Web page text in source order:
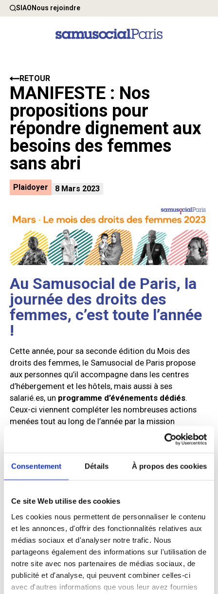
Consentement Détails À propos des cookies
Ce site Web utilise des cookies
Les cookies nous permettent de personnaliser le contenu
et les annonces, d'offrir des fonctionnalités relatives aux
médias sociaux et d'analyser notre trafic. Nous
partageons également des informations sur l'utilisation de
notre site avec nos partenaires de médias sociaux, de
publicité et d'analyse, qui peuvent combiner celles-ci
avec d'autres informations que vous leur avez fournies
SIAONous rejoindre
MANIFESTE : Nos
propositions pour
répondre dignement aux
besoins des femmes
sans abri
RETOUR
Plaidoyer 8 Mars 2023
Au Samusocial de Paris, la
journée des droits des
femmes, c’est toute l’année
!
Cette année, pour sa seconde édition du Mois des
droits des femmes, le Samusocial de Paris propose
aux personnes qu’il accompagne dans les centres
d’hébergement et les hôtels, mais aussi à ses
salarié.es, un programme d’événements dédiés.
Ceux-ci viennent compléter les nombreuses actions
menées tout au long de l’année par la mission
Promotion de l’égalité et le service qui gère les projets
de prévention et de santé sexuelle destinés aux
Découvrez lestémoignagesde
Prioux, responsable projets santé
Enfin, parce qu’aujourd’hui, il semble plus que
nécessaire que les femmes sans abri puissent faire
entendre leur voix et leurs réalités, le Samusocial de
Paris met à jour sonmanifesteet formule 5